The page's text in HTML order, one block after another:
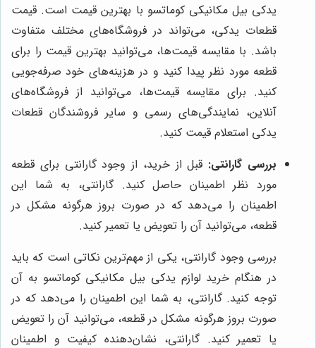
یدکی بیل مکانیکی کوماتسو با بهترین قیمت است. قیمت
قطعات یدکی، می‌تواند در فروشگاه‌های مختلف متفاوت
باشد. با مقایسه قیمت‌ها، می‌توانید بهترین قیمت را برای
قطعه مورد نظر پیدا کنید و در هزینه‌های خود صرفه‌جویی
کنید. برای مقایسه قیمت‌ها، می‌توانید از فروشگاه‌های
آنلاین، نمایندگی‌های رسمی و سایر فروشندگان قطعات
یدکی استعلام قیمت کنید.
بررسی گارانتی: قبل از خرید، از وجود گارانتی برای قطعه
مورد نظر اطمینان حاصل کنید. گارانتی، به شما این
اطمینان را می‌دهد که در صورت بروز هرگونه مشکل در
قطعه، می‌توانید آن را تعویض یا تعمیر کنید.
بررسی وجود گارانتی، یکی از مهم‌ترین نکاتی است که باید
در هنگام خرید لوازم یدکی بیل مکانیکی کوماتسو به آن
توجه کنید. گارانتی، به شما این اطمینان را می‌دهد که در
صورت بروز هرگونه مشکل در قطعه، می‌توانید آن را تعویض
یا تعمیر کنید. گارانتی، نشان‌دهنده کیفیت و اطمینان